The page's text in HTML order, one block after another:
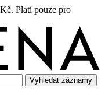
Platí pouze pro
Vyhledat záznamy